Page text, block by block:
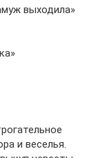
выходила»
и веселья.